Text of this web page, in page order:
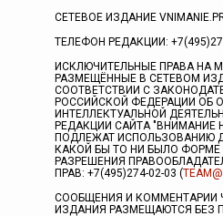
СЕТЕВОЕ ИЗДАНИЕ
ТЕЛЕФОН РЕДАКЦИИ:
ИСКЛЮЧИТЕЛЬНЫЕ ПРАВА НА
РАЗМЕЩЁННЫЕ В СЕТЕВОМ
СООТВЕТСТВИИ С
РОССИЙСКОЙ ФЕДЕРАЦИИ ОБ
ИНТЕЛЛЕКТУАЛЬНОЙ
РЕДАКЦИИ САЙТА "ВНИМАНИЕ
ПОДЛЕЖАТ ИСПОЛЬЗОВАНИЮ
КАКОЙ БЫ ТО НИ БЫЛО ФОРМЕ
РАЗРЕШЕНИЯ
ПРАВ: +7(495)274-02-03 (
СООБЩЕНИЯ И КОММЕНТАРИИ
ИЗДАНИЯ РАЗМЕЩАЮТСЯ БЕЗ